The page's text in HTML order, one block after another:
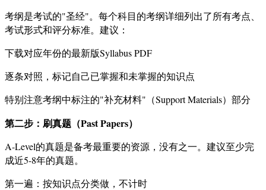
考纲是考试的"圣经"。每个科目的考纲详细列出了所有考点、
考试形式和评分标准。建议：
下载对应年份的最新版Syllabus PDF
逐条对照，标记自己已掌握和未掌握的知识点
特别注意考纲中标注的"补充材料"（Support Materials）部分
第二步：刷真题（Past Papers）
A-Level的真题是备考最重要的资源，没有之一。建议至少完
成近5-8年的真题。
第一遍：按知识点分类做，不计时